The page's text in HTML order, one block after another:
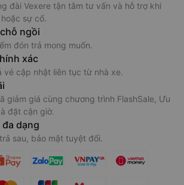
đài Vexere tận tâm tư vấn và hỗ trợ khi
sự cố.
ngồi
đón trả mong muốn.
xác
vé cập nhật liên tục từ nhà xe.
giảm giá cùng chương trình FlashSale, Ưu
đặt cận giờ.
dạng
sau, bảo mật tuyệt đối.